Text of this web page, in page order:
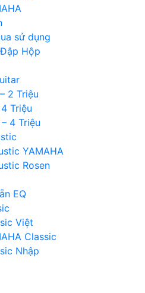
sử dụng
Hộp
2 Triệu
Triệu
4 Triệu
YAMAHA
Rosen
EQ
Việt
Classic
Nhập